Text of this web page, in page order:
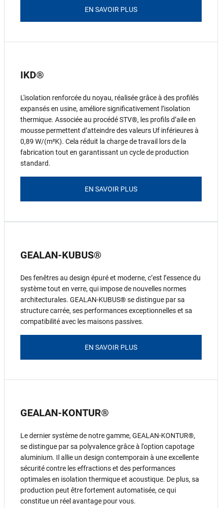
EN SAVOIR PLUS
IKD®
L'isolation renforcée du noyau, réalisée grâce à des profilés
expansés en usine, améliore significativement l’isolation
thermique. Associée au procédé STV®, les profils d’aile en
mousse permettent d’atteindre des valeurs Uf inférieures à
0,89 W/(m²K). Cela réduit la charge de travail lors de la
fabrication tout en garantissant un cycle de production
standard.
EN SAVOIR PLUS
GEALAN-KUBUS®
Des fenêtres au design épuré et moderne, c’est l’essence du
système tout en verre, qui impose de nouvelles normes
architecturales. GEALAN-KUBUS® se distingue par sa
structure carrée, ses performances exceptionnelles et sa
compatibilité avec les maisons passives.
EN SAVOIR PLUS
GEALAN-KONTUR®
Le dernier système de notre gamme, GEALAN-KONTUR®,
se distingue par sa polyvalence grâce à l'option capotage
aluminium. Il allie un design contemporain à une excellente
sécurité contre les effractions et des performances
optimales en isolation thermique et acoustique. De plus, sa
production peut être fortement automatisée, ce qui
constitue un réel avantage pour vous.